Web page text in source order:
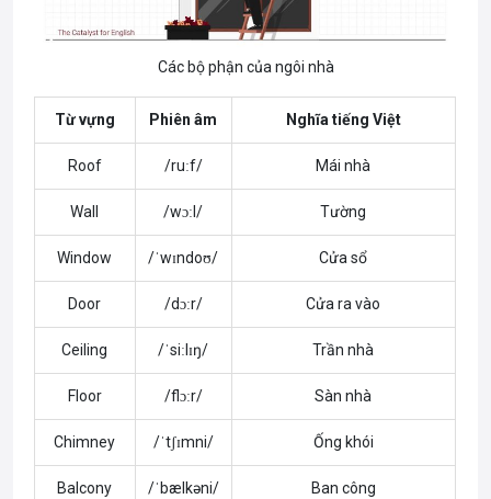
Các bộ phận của ngôi nhà
Từ vựng Phiên âm Nghĩa tiếng Việt
Roof /ruːf/ Mái nhà
Wall /wɔːl/ Tường
Window /ˈwɪndoʊ/ Cửa sổ
Door /dɔːr/ Cửa ra vào
Ceiling /ˈsiːlɪŋ/ Trần nhà
Floor /flɔːr/ Sàn nhà
Chimney /ˈtʃɪmni/ Ống khói
Balcony /ˈbælkəni/ Ban công